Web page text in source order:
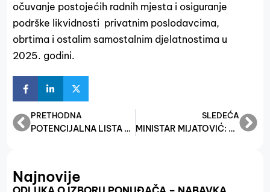
očuvanje postojećih radnih mjesta i osiguranje
podrške likvidnosti privatnim poslodavcima,
obrtima i ostalim samostalnim djelatnostima u
2025. godini.
PRETHODNA
POTENCIJALNA LISTA PO PROJEKTU 8: “POTICAJ NOVOOSNOVANIM SUBJEKTIMA MALE PRIVREDE”
SLEDEĆA
MINISTAR MIJATOVIĆ: POSLODAVCIMA U PRVOM KVARTALU ISPLAĆENO 28.991.050 KM
Najnovije